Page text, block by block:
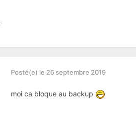
Posté(e) le 26 septembre 2019
moi ca bloque au backup